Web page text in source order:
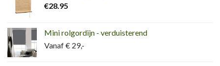
€28.95
Mini rolgordijn - verduisterend
Vanaf € 29,-